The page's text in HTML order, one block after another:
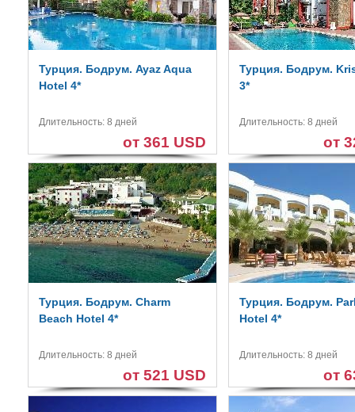
Турция. Бодрум. Ayaz Aqua
Hotel 4*
Длительность: 8 дней
от 361 USD
Турция. Бодрум.
3*
Длительность: 8 дней
от
Турция. Бодрум. Charm
Beach Hotel 4*
Длительность: 8 дней
от 521 USD
Турция. Бодрум.
Hotel 4*
Длительность: 8 дней
от